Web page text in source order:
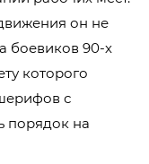
он не
боевиков 90-х
которого
с
порядок на